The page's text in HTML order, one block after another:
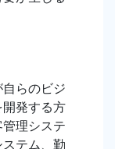
らのビジ
発する方
理システ
テム、勤